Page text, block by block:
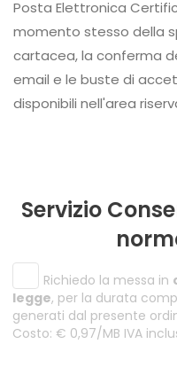
Posta Elettronica
momento stesso della spedizione della raccomandata
cartacea, la conferma
email e le buste di
Servizio
Richiedo la messa in
legge, per la durata
generati dal presente
Costo: € 0,97/MB IVA